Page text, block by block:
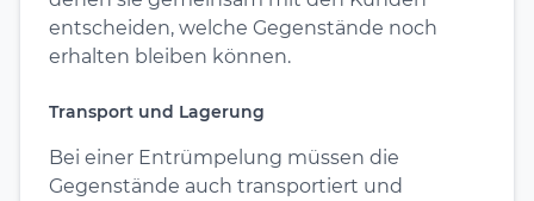
entscheiden, welche Gegenstände noch
erhalten bleiben können.
Transport und Lagerung
Bei einer Entrümpelung müssen die
Gegenstände auch transportiert und